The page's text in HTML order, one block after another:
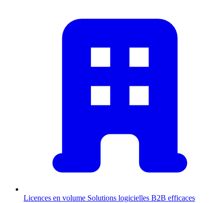
Licences en volume Solutions logicielles B2B efficaces